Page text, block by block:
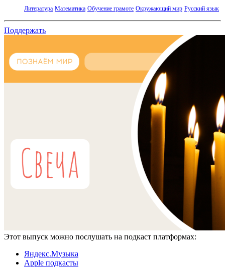
Литература Математика Обучение грамоте Окружающий мир Русский язык
Поддержать
Этот выпуск можно послушать на подкаст платформах:
Яндекс.Музыка
Apple подкасты